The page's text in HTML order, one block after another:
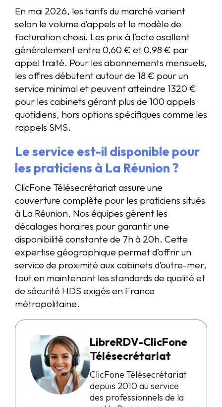
En mai 2026, les tarifs du marché varient
selon le volume d’appels et le modèle de
facturation choisi. Les prix à l’acte oscillent
généralement entre 0,60 € et 0,98 € par
appel traité. Pour les abonnements mensuels,
les offres débutent autour de 18 € pour un
service minimal et peuvent atteindre 1320 €
pour les cabinets gérant plus de 100 appels
quotidiens, hors options spécifiques comme les
rappels SMS.
Le service est-il disponible pour
les praticiens à La Réunion ?
ClicFone Télésecrétariat assure une
couverture complète pour les praticiens situés
à La Réunion. Nos équipes gèrent les
décalages horaires pour garantir une
disponibilité constante de 7h à 20h. Cette
expertise géographique permet d’offrir un
service de proximité aux cabinets d’outre-mer,
tout en maintenant les standards de qualité et
de sécurité HDS exigés en France
métropolitaine.
LibreRDV-ClicFone
Télésecrétariat
ClicFone Télésecrétariat
depuis 2010 au service
des professionnels de la